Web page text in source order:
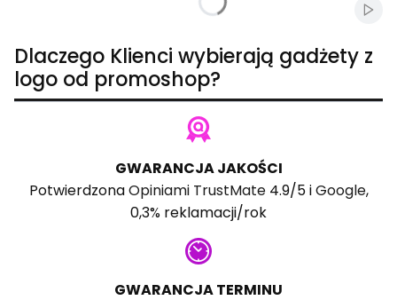
Dlaczego Klienci wybierają gadżety z
logo od promoshop?
GWARANCJA JAKOŚCI
PotwierdzonaOpiniami TrustMate4.9/5 iGoogle,
0,3% reklamacji/rok
GWARANCJA TERMINU